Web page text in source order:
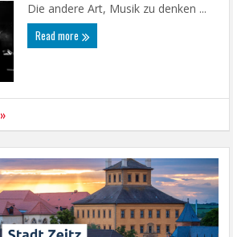
Die andere Art, Musik zu denken ...
Read more
»